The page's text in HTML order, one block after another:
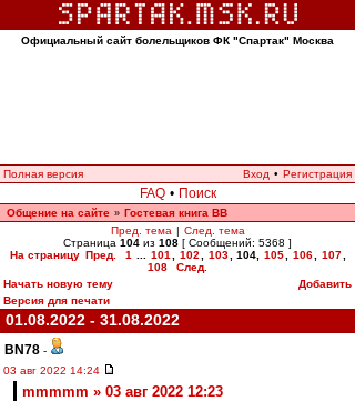
Официальный сайт болельщиков ФК "Спартак" Москва
Полная версия Вход • Регистрация
FAQ • Поиск
Общение на сайте » Гостевая книга ВВ
Пред. тема | След. тема
Страница 104 из 108 [ Сообщений: 5368 ]
На страницу Пред. 1 101 102 103 104 105 106 107
108
След.
Начать новую тему
Добавить
Версия для печати
01.08.2022 - 31.08.2022
BN78 -
03 авг 2022 14:24
mmmmm » 03 авг 2022 12:23